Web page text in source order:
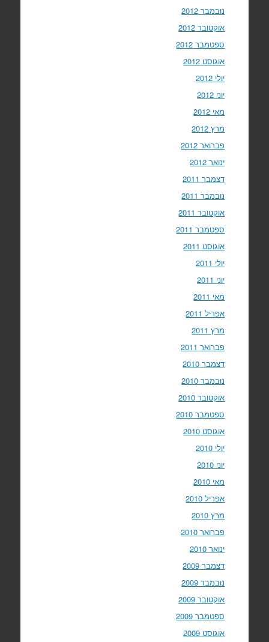
נובמבר 2012
אוקטובר 2012
ספטמבר 2012
אוגוסט 2012
יולי 2012
יוני 2012
מאי 2012
מרץ 2012
פברואר 2012
ינואר 2012
דצמבר 2011
נובמבר 2011
אוקטובר 2011
ספטמבר 2011
אוגוסט 2011
יולי 2011
יוני 2011
מאי 2011
אפריל 2011
מרץ 2011
פברואר 2011
דצמבר 2010
נובמבר 2010
אוקטובר 2010
ספטמבר 2010
אוגוסט 2010
יולי 2010
יוני 2010
מאי 2010
אפריל 2010
מרץ 2010
פברואר 2010
ינואר 2010
דצמבר 2009
נובמבר 2009
אוקטובר 2009
ספטמבר 2009
אוגוסט 2009